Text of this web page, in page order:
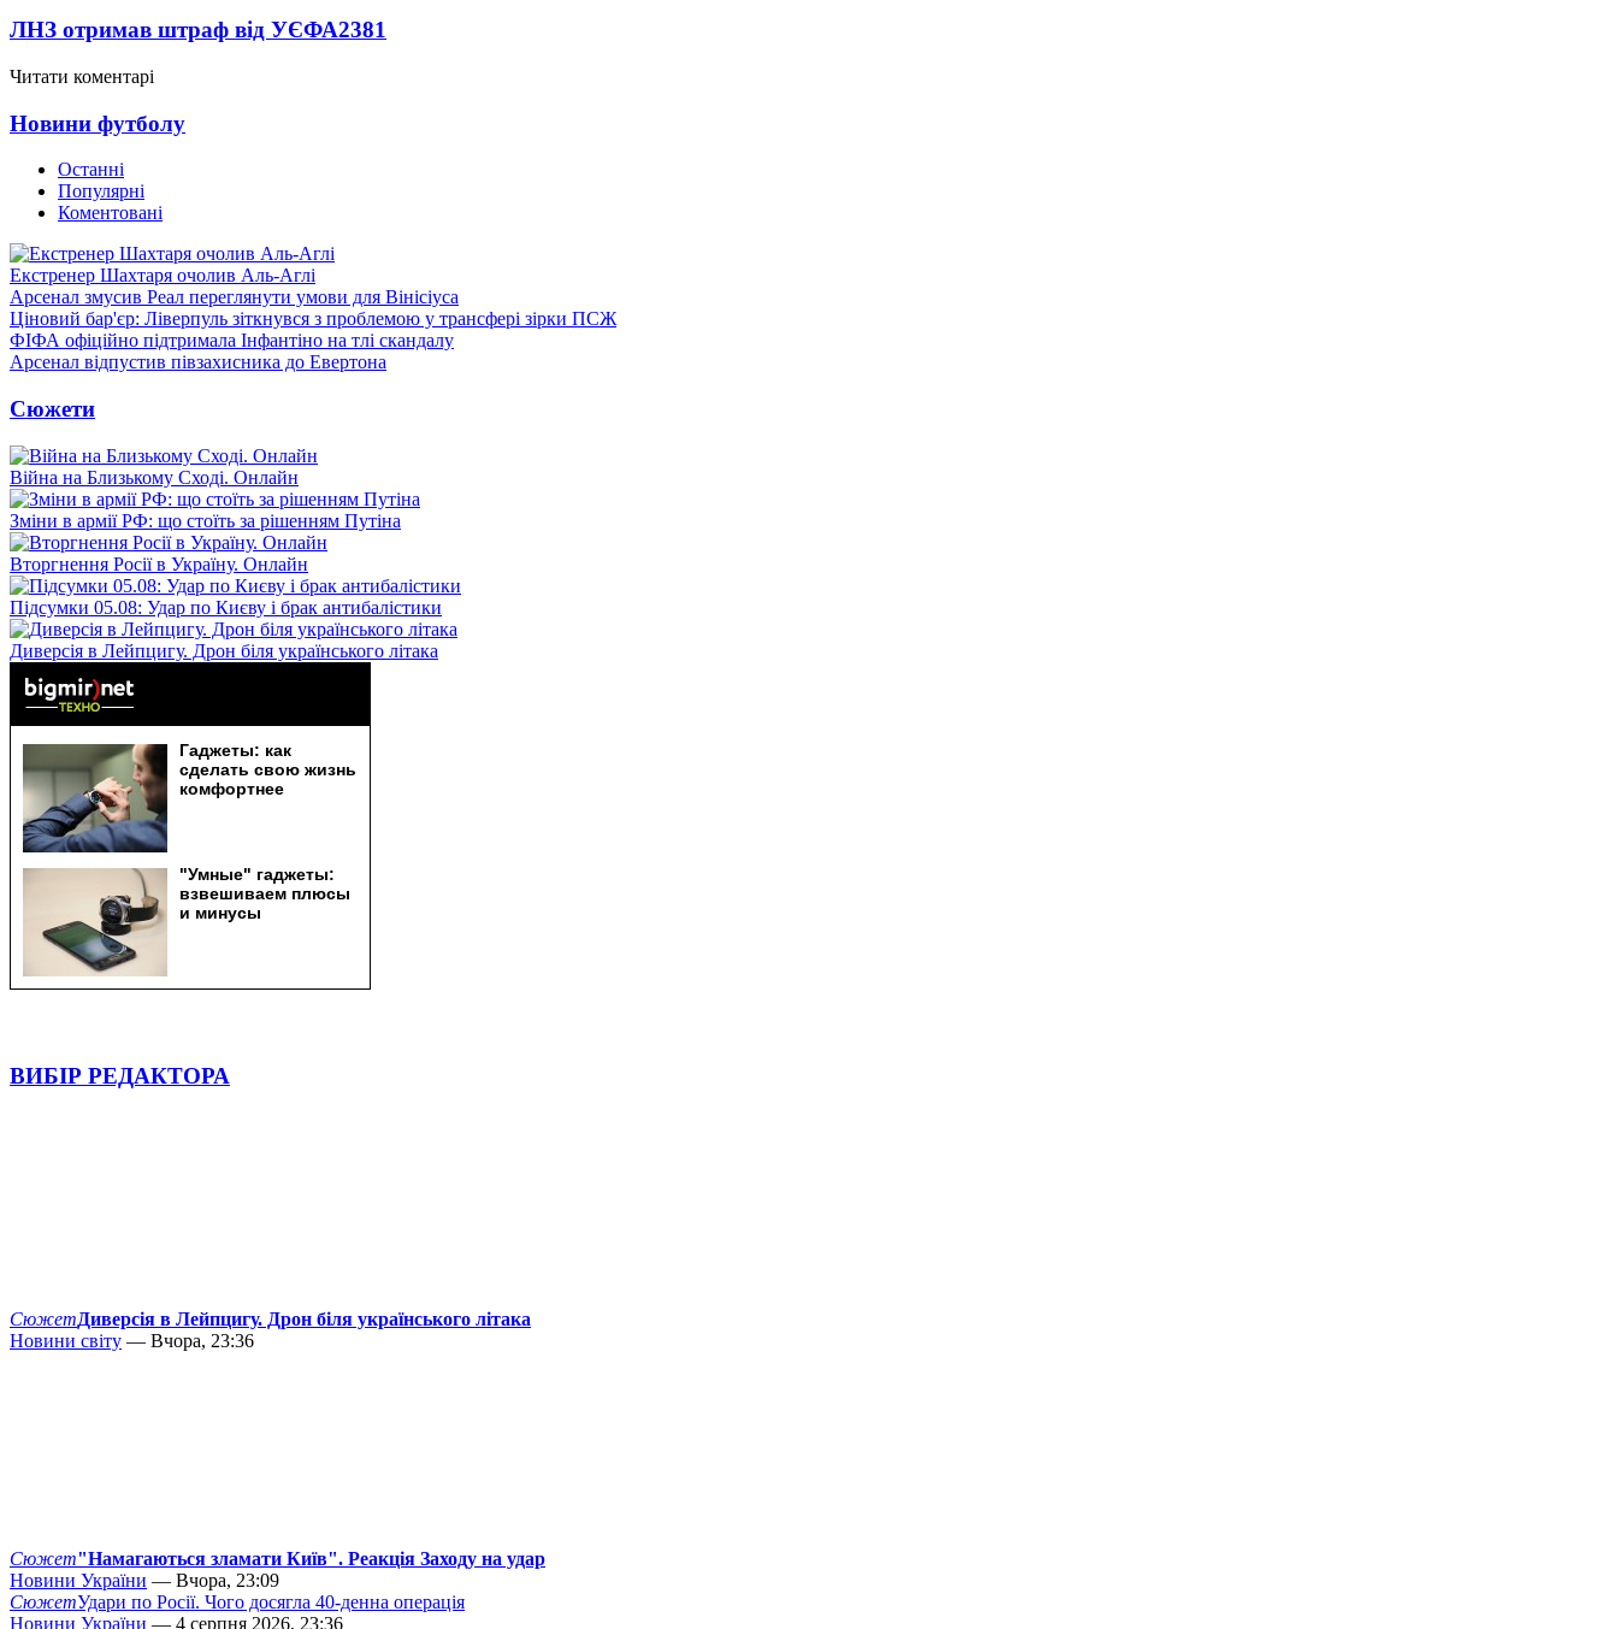
ЛНЗ отримав штраф від УЄФА2381
Читати коментарі
Новини футболу
Останні
Популярні
Коментовані
Екстренер Шахтаря очолив Аль-Аглі
Арсенал змусив Реал переглянути умови для Вінісіуса
Ціновий бар'єр: Ліверпуль зіткнувся з проблемою у трансфері зірки ПСЖ
ФІФА офіційно підтримала Інфантіно на тлі скандалу
Арсенал відпустив півзахисника до Евертона
Сюжети
Війна на Близькому Сході. Онлайн
Зміни в армії РФ: що стоїть за рішенням Путіна
Вторгнення Росії в Україну. Онлайн
Підсумки 05.08: Удар по Києву і брак антибалістики
Диверсія в Лейпцигу. Дрон біля українського літака
ВИБІР РЕДАКТОРА
СюжетДиверсія в Лейпцигу. Дрон біля українського літака
Новини світу — Вчора, 23:36
Сюжет"Намагаються зламати Київ". Реакція Заходу на удар
Новини України — Вчора, 23:09
СюжетУдари по Росії. Чого досягла 40-денна операція
Новини України — 4 серпня 2026, 23:36